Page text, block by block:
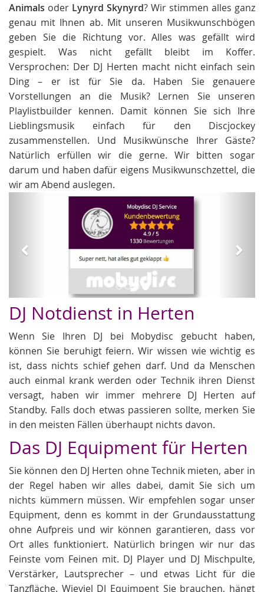
Animals oder Lynyrd Skynyrd? Wir stimmen alles ganz
genau mit Ihnen ab. Mit unseren Musikwunschbögen
geben Sie die Richtung vor. Alles was gefällt wird
gespielt. Was nicht gefällt bleibt im Koffer.
Versprochen: Der DJ Herten macht nicht einfach sein
Ding – er ist für Sie da. Haben Sie genauere
Vorstellungen an die Musik? Lernen Sie unseren
Playlistbuilder kennen. Damit können Sie sich Ihre
Lieblingsmusik einfach für den Discjockey
zusammenstellen. Und Musikwünsche Ihrer Gäste?
Natürlich erfüllen wir die gerne. Wir bitten sogar
darum und haben dafür eigens Musikwunschzettel, die
wir am Abend auslegen.
DJ Notdienst in Herten
Wenn Sie Ihren DJ bei Mobydisc gebucht haben,
können Sie beruhigt feiern. Wir wissen wie wichtig es
ist, dass nichts schief gehen darf. Und da Menschen
auch einmal krank werden oder Technik ihren Dienst
versagt, haben wir immer mehrere DJ Herten auf
Standby. Falls doch etwas passieren sollte, merken Sie
in den meisten Fällen überhaupt nichts davon.
Das DJ Equipment für Herten
Sie können den DJ Herten ohne Technik mieten, aber in
der Regel haben wir alles dabei, damit Sie sich um
nichts kümmern müssen. Wir empfehlen sogar unser
Equipment, denn es kommt in der Grundausstattung
ohne Aufpreis und wir können garantieren, dass vor
Ort alles funktioniert. Natürlich bringen wir nur das
Feinste vom Feinen mit. DJ Player und DJ Mischpulte,
Verstärker, Lautsprecher – und etwas Licht für die
Tanzfläche. Wieviel DJ Equimpent Sie brauchen, hängt